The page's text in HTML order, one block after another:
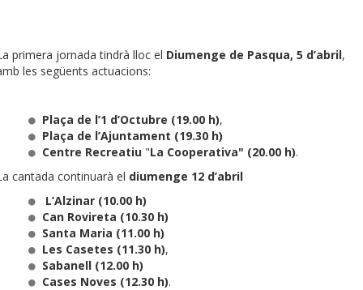
primera jornada tindrà lloc el Diumenge de Pasqua, 5 d’abril,
les següents actuacions:
Plaça de l’1 d’Octubre (19.00 h),
Plaça de l’Ajuntament (19.30 h)
Centre Recreatiu "La Cooperativa" (20.00 h).
cantada continuarà el diumenge 12 d’abril
L’Alzinar (10.00 h)
Can Rovireta (10.30 h)
Santa Maria (11.00 h)
Les Casetes (11.30 h),
Sabanell (12.00 h)
Cases Noves (12.30 h).